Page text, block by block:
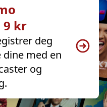
9 kr
deg
med en
og